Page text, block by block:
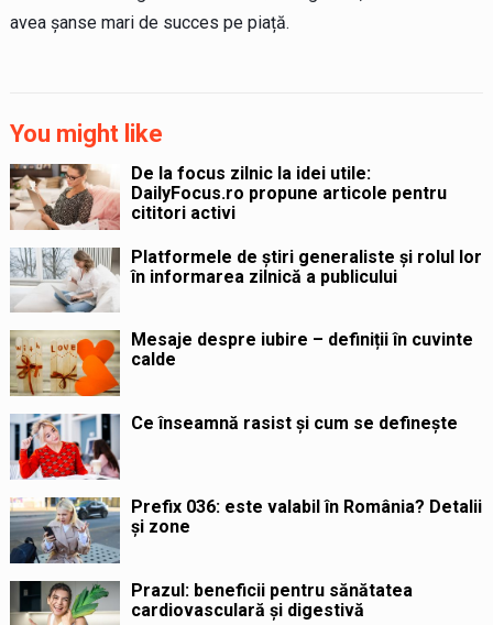
avea șanse mari de succes pe piață.
You might like
De la focus zilnic la idei utile:
DailyFocus.ro propune articole pentru
cititori activi
Platformele de știri generaliste și rolul lor
în informarea zilnică a publicului
Mesaje despre iubire – definiții în cuvinte
calde
Ce înseamnă rasist și cum se definește
Prefix 036: este valabil în România? Detalii
și zone
Prazul: beneficii pentru sănătatea
cardiovasculară și digestivă